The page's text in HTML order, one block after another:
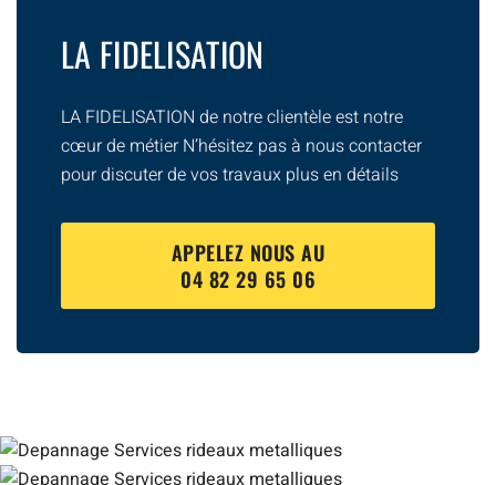
LA FIDELISATION
LA FIDELISATION de notre clientèle est notre
cœur de métier N’hésitez pas à nous contacter
pour discuter de vos travaux plus en détails
APPELEZ NOUS AU
04 82 29 65 06